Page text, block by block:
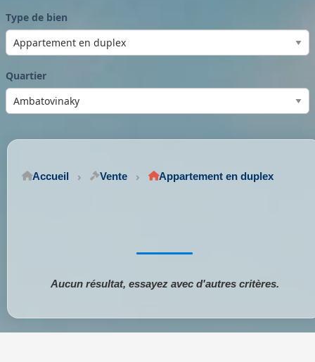
Type de bien
Quartier
Accueil Vente Appartement en duplex
Aucun résultat, essayez avec d'autres critères.